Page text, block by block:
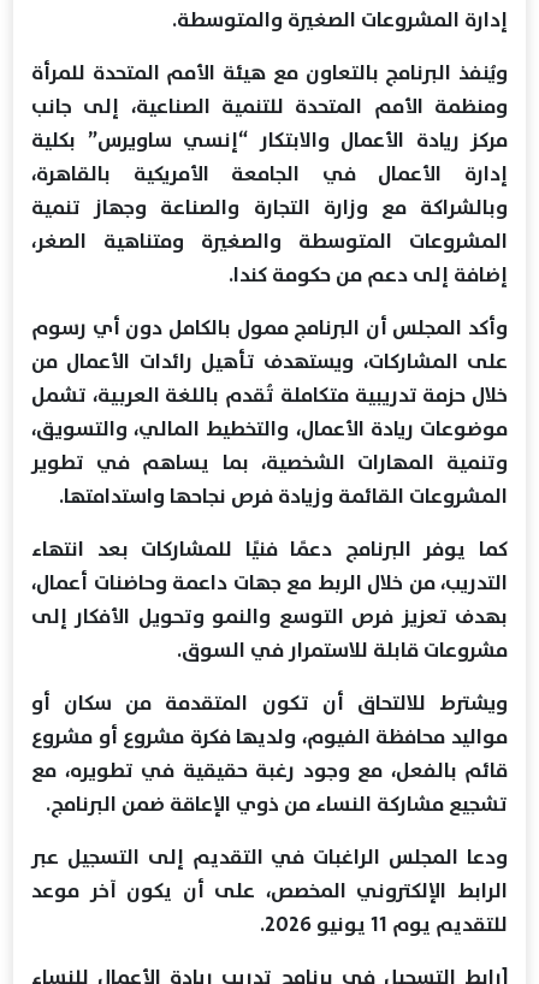
إدارة المشروعات الصغيرة والمتوسطة.
ويُنفذ البرنامج بالتعاون مع هيئة الأمم المتحدة للمرأة
ومنظمة الأمم المتحدة للتنمية الصناعية، إلى جانب
مركز ريادة الأعمال والابتكار “إنسي ساويرس” بكلية
إدارة الأعمال في الجامعة الأمريكية بالقاهرة،
وبالشراكة مع وزارة التجارة والصناعة وجهاز تنمية
المشروعات المتوسطة والصغيرة ومتناهية الصغر،
إضافة إلى دعم من حكومة كندا.
وأكد المجلس أن البرنامج ممول بالكامل دون أي رسوم
على المشاركات، ويستهدف تأهيل رائدات الأعمال من
خلال حزمة تدريبية متكاملة تُقدم باللغة العربية، تشمل
موضوعات ريادة الأعمال، والتخطيط المالي، والتسويق،
وتنمية المهارات الشخصية، بما يساهم في تطوير
المشروعات القائمة وزيادة فرص نجاحها واستدامتها.
كما يوفر البرنامج دعمًا فنيًا للمشاركات بعد انتهاء
التدريب، من خلال الربط مع جهات داعمة وحاضنات أعمال،
بهدف تعزيز فرص التوسع والنمو وتحويل الأفكار إلى
مشروعات قابلة للاستمرار في السوق.
ويشترط للالتحاق أن تكون المتقدمة من سكان أو
مواليد محافظة الفيوم، ولديها فكرة مشروع أو مشروع
قائم بالفعل، مع وجود رغبة حقيقية في تطويره، مع
تشجيع مشاركة النساء من ذوي الإعاقة ضمن البرنامج.
ودعا المجلس الراغبات في التقديم إلى التسجيل عبر
الرابط الإلكتروني المخصص، على أن يكون آخر موعد
للتقديم يوم 11 يونيو 2026.
[رابط التسجيل في برنامج تدريب ريادة الأعمال للنساء